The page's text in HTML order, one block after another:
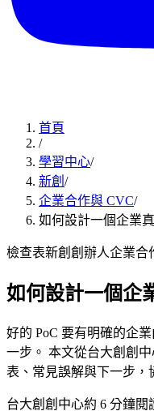
首頁
/
學習中心/
新創 /
企業合作與 CVC/
如何設計一個企業
檢查表新創創辦人企業合
如何設計一個企
好的 PoC 要有明確的企
一步。 本文從台大創創
表、常見誤解與下一步，
台大創創中心約 6 分鐘閱